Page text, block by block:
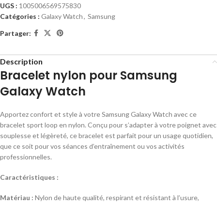
UGS : 1005006569575830
Catégories : Galaxy Watch, Samsung
Partager:
Description
Bracelet nylon pour Samsung
Galaxy Watch
Apportez confort et style à votre Samsung Galaxy Watch avec ce
bracelet sport loop en nylon. Conçu pour s’adapter à votre poignet avec
souplesse et légèreté, ce bracelet est parfait pour un usage quotidien,
que ce soit pour vos séances d’entraînement ou vos activités
professionnelles.
Caractéristiques :
Matériau : Nylon de haute qualité, respirant et résistant à l’usure,